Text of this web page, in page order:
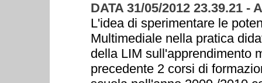
DATA 31/05/2012 23.39.21 -
L'idea di sperimentare le
Multimediale nella pratica
della LIM sull'apprendimento
precedente 2 corsi di